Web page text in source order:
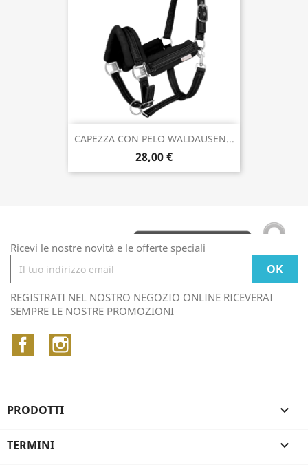
CAPEZZA CON PELO WALDAUSEN...
28,00 €
Ricevi le nostre novità e le offerte speciali
REGISTRATI NEL NOSTRO NEGOZIO ONLINE RICEVERAI
SEMPRE LE NOSTRE PROMOZIONI
Facebook
PRODOTTI 
TERMINI 